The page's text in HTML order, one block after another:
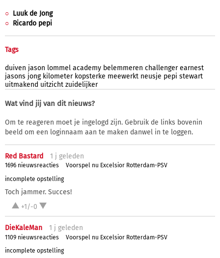
Luuk de Jong
Ricardo pepi
Tags
duiven jason lommel academy belemmeren challenger earnest
jasons jong kilometer kopsterke meewerkt neusje pepi stewart
uitmakend uitzicht zuidelijker
Wat vind jij van dit nieuws?
Om te reageren moet je ingelogd zijn. Gebruik de links bovenin
beeld om een loginnaam aan te maken danwel in te loggen.
Red Bastard 1 j geleden
1696 nieuwsreacties
Voorspel nu Excelsior Rotterdam-PSV
incomplete opstelling
Toch jammer. Succes!
+1/-0
DieKaleMan 1 j geleden
1109 nieuwsreacties
Voorspel nu Excelsior Rotterdam-PSV
incomplete opstelling